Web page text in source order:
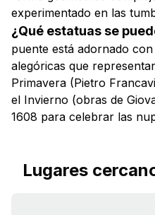
experimentado en las
¿Qué estatuas se
puente está adornado
alegóricas que
Primavera (Pietro
el Invierno (obras de
1608 para celebrar las
Lugares